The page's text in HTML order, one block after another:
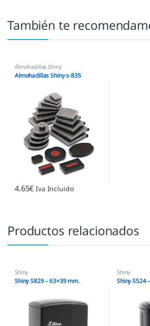
También te
Almohadillas Shiny
Almohadillas Shiny s-835
4.65€ Iva Incluido
Productos relacionados
Shiny
Shiny S829 – 63×39 mm.
Shiny
Shiny S524